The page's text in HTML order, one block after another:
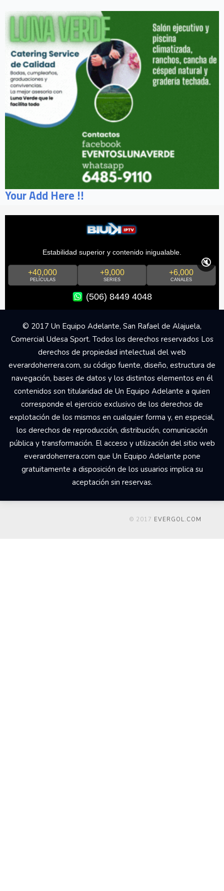
Your Add Here !!
Estabilidad superior y contenido inigualable.
+40,000
PELÍCULAS
+9,000
SERIES
+6,000
CANALES
(506) 8449 4048
🔇
© 2017 Un Equipo Adelante, San Rafael de Alajuela,
Comercial Udesa Sport. Todos los derechos reservados Los
derechos de propiedad intelectual del web
everardoherrera.com, su código fuente, diseño, estructura de
navegación, bases de datos y los distintos elementos en él
contenidos son titularidad de Un Equipo Adelante a quien
corresponde el ejercicio exclusivo de los derechos de
explotación de los mismos en cualquier forma y, en especial,
los derechos de reproducción, distribución, comunicación
pública y transformación. El acceso y utilización del sitio web
everardoherrera.com que Un Equipo Adelante pone
gratuitamente a disposición de los usuarios implica su
aceptación sin reservas.
© 2017 EVERGOL.COM